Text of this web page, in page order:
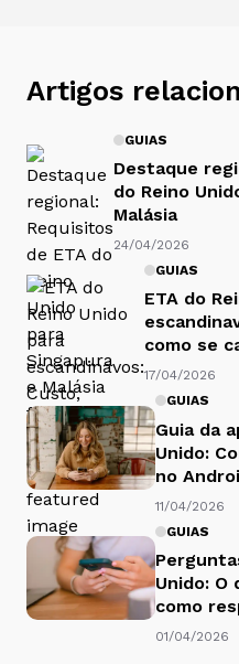
Artigos
GUIAS
Destaque
do Reino
Malásia
24/04/2026
GUIAS
ETA do
como se
17/04/2026
GUIAS
Guia da
Unido:
no
11/04/2026
GUIAS
Unido:
como
01/04/2026